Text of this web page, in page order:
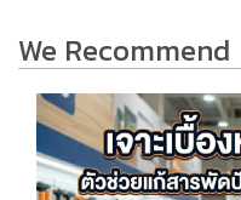
We Recommend